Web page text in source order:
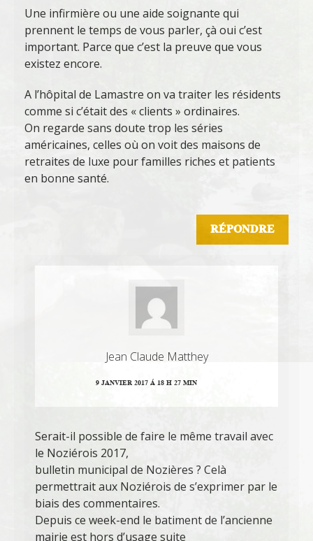
Une infirmière ou une aide soignante qui
prennent le temps de vous parler, çà oui c’est
important. Parce que c’est la preuve que vous
existez encore.
A l’hôpital de Lamastre on va traiter les résidents
comme si c’était des « clients » ordinaires.
On regarde sans doute trop les séries
américaines, celles où on voit des maisons de
retraites de luxe pour familles riches et patients
en bonne santé.
RÉPONDRE
Jean Claude Matthey
9 JANVIER 2017 Á 18 H 27 MIN
Serait-il possible de faire le même travail avec
le Noziérois 2017,
bulletin municipal de Nozières ? Celà
permettrait aux Noziérois de s’exprimer par le
biais des commentaires.
Depuis ce week-end le batiment de l’ancienne
mairie est hors d’usage suite